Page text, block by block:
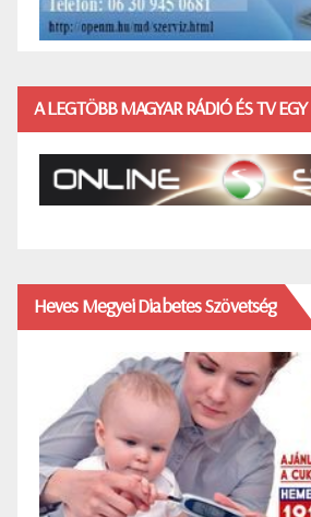
A LEGTÖBB MAGYAR RÁDIÓ ÉS TV
Heves Megyei Diabetes Szövetség